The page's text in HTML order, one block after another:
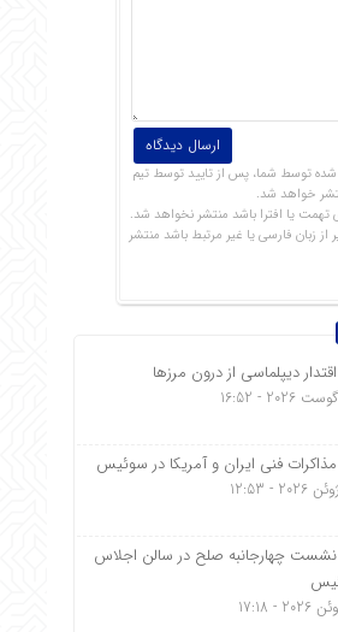
شده توسط شما، پس از تایید توسط تیم
خواهد شد.
تهمت یا افترا باشد منتشر نخواهد شد.
از زبان فارسی یا غیر مرتبط باشد منتشر
اقتدار دیپلماسی از درون مرزها
مذاکرات فنی ایران و آمریکا در سوئیس
نشست چهارجانبه صلح در سالن اجلاس